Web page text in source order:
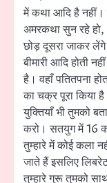
में कथा आदि है नहीं।
अमरकथा सुन रहे
छोड़ दूसरा जाकर
बीमारी आदि होती
है। वहाँ पतितपना
का चक्र पूरा किया
युक्तियाँ भी तुमको
करो। सतयुग में 16
तुम्हारे में कोई कला
जाते हैं इसलिए
तुम्हारे गुरू तुमको